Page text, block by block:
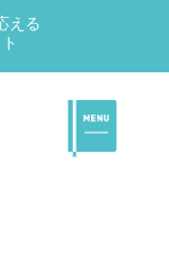
える